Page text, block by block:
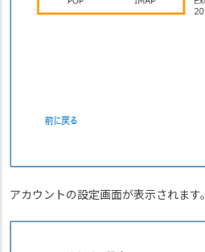
アカウントの設定画面が表示されます。